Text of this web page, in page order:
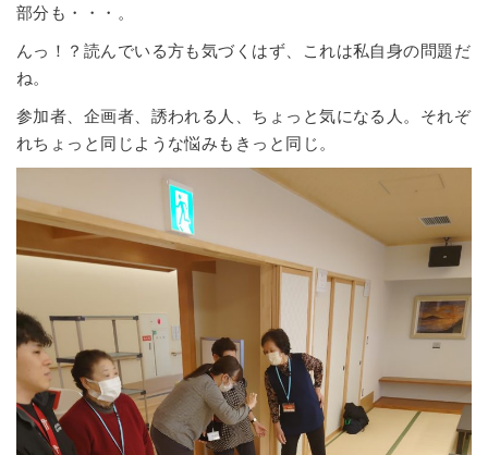
部分も・・・。
んっ！？読んでいる方も気づくはず、これは私自身の問題だ
ね。
参加者、企画者、誘われる人、ちょっと気になる人。それぞ
れちょっと同じような悩みもきっと同じ。